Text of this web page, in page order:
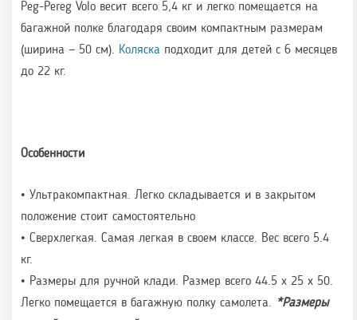
Peg-Pereg Volo весит всего 5,4 кг и легко помещается на
багажной полке благодаря своим компактным размерам
(ширина — 50 см). Коляска подходит для детей с 6 месяцев
до 22 кг.
Особенности
• Ультракомпактная. Легко складывается и в закрытом
положение стоит самостоятельно
• Сверхлегкая. Самая легкая в своем классе. Вес всего 5.4
кг.
• Размеры для ручной клади. Размер всего 44.5 х 25 х 50.
Легко помещается в багажную полку самолета. *Размеры